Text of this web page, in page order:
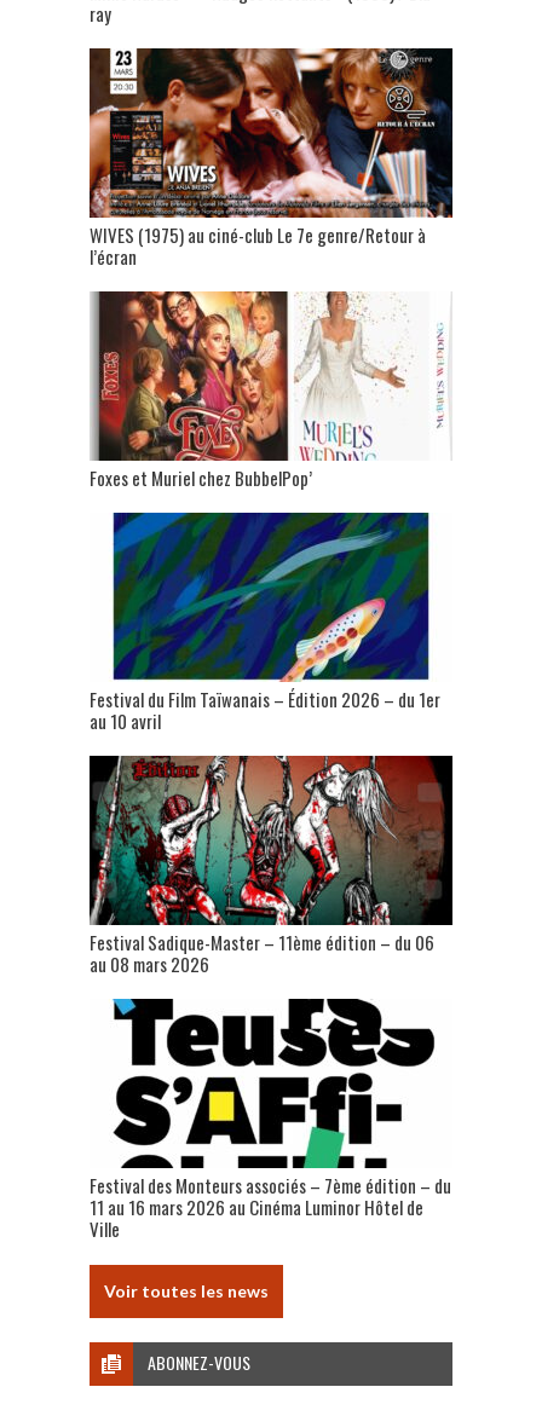
ray
WIVES (1975) au ciné-club Le 7e genre/Retour à
l’écran
Foxes et Muriel chez BubbelPop’
Festival du Film Taïwanais – Édition 2026 – du 1er
au 10 avril
Festival Sadique-Master – 11ème édition – du 06
au 08 mars 2026
Festival des Monteurs associés – 7ème édition – du
11 au 16 mars 2026 au Cinéma Luminor Hôtel de
Ville
Voir toutes les news
ABONNEZ-VOUS